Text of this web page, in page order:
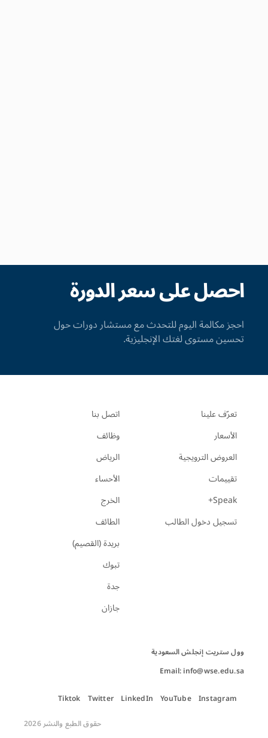
احصل على سعر الدورة
احجز مكالمة اليوم للتحدث مع مستشار دورات حول
تحسين مستوى لغتك الإنجليزية.
تعرّف علينا
الأسعار
العروض الترويجية
تقييمات
Speak+
تسجيل دخول الطالب
اتصل بنا
وظائف
الرياض
الأحساء
الطائف
بريدة (القصيم)
وول ستريت إنجلش السعودية
Email: info@wse.edu.sa
Instagram
YouTube
LinkedIn
Twitter
Tiktok
حقوق الطبع والنشر 2026